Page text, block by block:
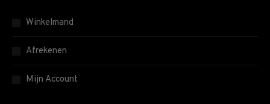
Winkelmand
Afrekenen
Mijn Account